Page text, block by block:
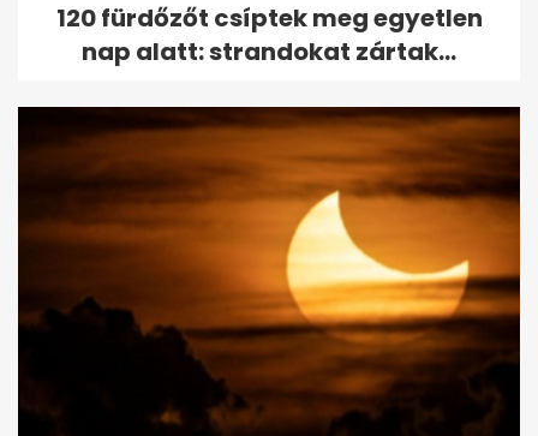
120 fürdőzőt csíptek meg egyetlen
nap alatt: strandokat zártak...